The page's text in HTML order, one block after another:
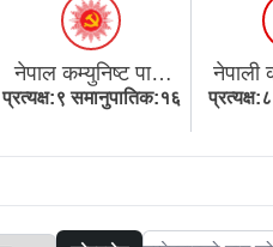
नेपाल कम्युनिष्ट पार्टी
(एमाले)
प्रत्यक्ष:९ समानुपातिक:१६
नेपाली